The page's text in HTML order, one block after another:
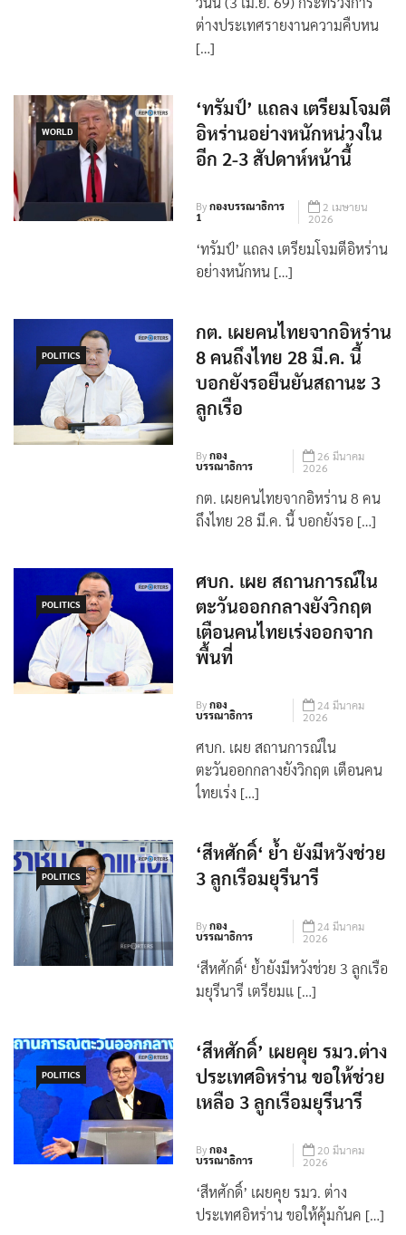
Byกองบรรณาธิการ 3 เมษายน 2026
วันนี้ (3 เม.ย. 69) กระทรวงการ
‘ทรัมป์’ แถลง เตรียมโจมตี
อิหร่านอย่างหนักหน่วงใน
อีก 2-3 สัปดาห์หน้านี้
Byกองบรรณาธิการ
2 เมษายน
2026
POLITICS
กต. เผยคนไทยจากอิหร่าน
8 คนถึงไทย 28 มี.ค. นี้
บอกยังรอยืนยันสถานะ 3
ลูกเรือ
Byกอง
บรรณาธิการ
26 มีนาคม
2026
POLITICS
ศบก. เผย สถานการณ์ใน
ตะวันออกกลางยังวิกฤต
เตือนคนไทยเร่งออกจาก
พื้นที่
By กอง
บรรณาธิการ
24 มีนาคม
2026
ศบก. เผย สถานการณ์ใน
POLITICS
‘สีหศักดิ์‘ ย้ำ ยังมีหวังช่วย
3 ลูกเรือมยุรีนารี
Byกอง
บรรณาธิการ
24 มีนาคม
2026
‘สีหศักดิ์‘ ย้ำยังมีหวังช่วย 3 ลูกเรือ
POLITICS
‘สีหศักดิ์’ เผยคุย รมว.ต่าง
ประเทศอิหร่าน ขอให้ช่วย
เหลือ 3 ลูกเรือมยุรีนารี
Byกอง
บรรณาธิการ
20 มีนาคม
2026
‘สีหศักดิ์’ เผยคุย รมว. ต่าง